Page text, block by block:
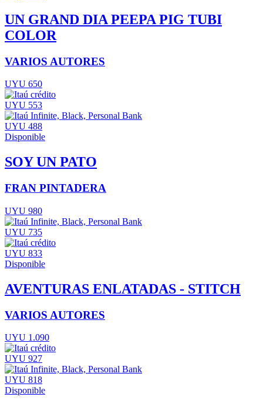
UN GRAND DIA PEEPA PIG TUBI
COLOR
VARIOS AUTORES
UYU 650
UYU 553
UYU 488
Disponible
SOY UN PATO
FRAN PINTADERA
UYU 980
UYU 735
UYU 833
Disponible
AVENTURAS ENLATADAS - STITCH
VARIOS AUTORES
UYU 1.090
UYU 927
UYU 818
Disponible